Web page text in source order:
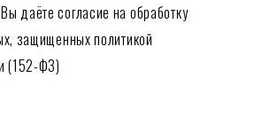
даёте согласие на обработку
защищенных политикой
(152-ФЗ)